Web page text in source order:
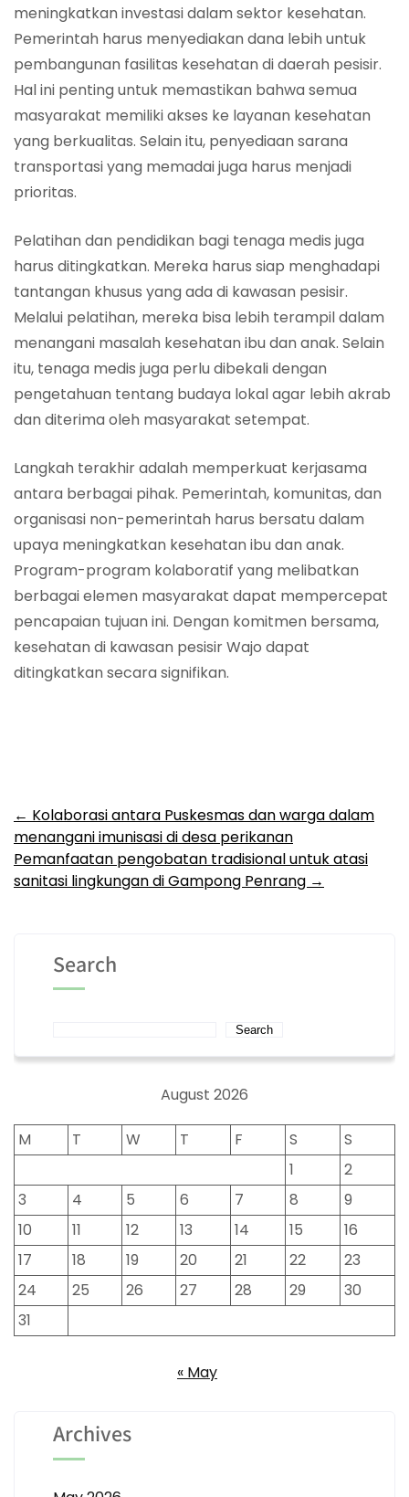
meningkatkan investasi dalam sektor kesehatan.
Pemerintah harus menyediakan dana lebih untuk
pembangunan fasilitas kesehatan di daerah pesisir.
Hal ini penting untuk memastikan bahwa semua
masyarakat memiliki akses ke layanan kesehatan
yang berkualitas. Selain itu, penyediaan sarana
transportasi yang memadai juga harus menjadi
prioritas.
Pelatihan dan pendidikan bagi tenaga medis juga
harus ditingkatkan. Mereka harus siap menghadapi
tantangan khusus yang ada di kawasan pesisir.
Melalui pelatihan, mereka bisa lebih terampil dalam
menangani masalah kesehatan ibu dan anak. Selain
itu, tenaga medis juga perlu dibekali dengan
pengetahuan tentang budaya lokal agar lebih akrab
dan diterima oleh masyarakat setempat.
Langkah terakhir adalah memperkuat kerjasama
antara berbagai pihak. Pemerintah, komunitas, dan
organisasi non-pemerintah harus bersatu dalam
upaya meningkatkan kesehatan ibu dan anak.
Program-program kolaboratif yang melibatkan
berbagai elemen masyarakat dapat mempercepat
pencapaian tujuan ini. Dengan komitmen bersama,
kesehatan di kawasan pesisir Wajo dapat
ditingkatkan secara signifikan.
Post
navigation
← Kolaborasi antara Puskesmas dan warga dalam
menangani imunisasi di desa perikanan
Pemanfaatan pengobatan tradisional untuk atasi
sanitasi lingkungan di Gampong Penrang →
Search
Search
August 2026
M T W T F S
S
1
2
3
4 5 6 7 8
9
10
11 12 13 14 15
16
17
18 19 20 21 22
23
24
25 26 27 28 29
30
31
« May
Archives